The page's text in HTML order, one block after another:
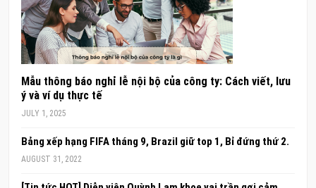
Mẫu thông báo nghỉ lễ nội bộ của công ty: Cách viết, lưu
ý và ví dụ thực tế
JULY 1, 2025
Bảng xếp hạng FIFA tháng 9, Brazil giữ top 1, Bỉ đứng thứ 2.
AUGUST 31, 2022